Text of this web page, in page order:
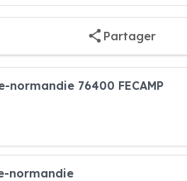
Partager
76400 FECAMP
normandie